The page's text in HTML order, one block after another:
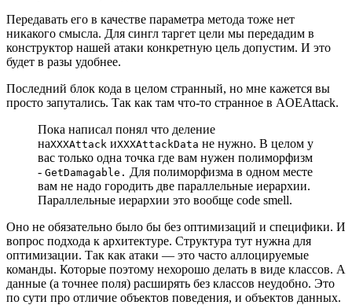
Передавать его в качестве параметра метода тоже нет
никакого смысла. Для сингл таргет цели мы передадим в
конструктор нашей атаки конкретную цель допустим. И это
будет в разы удобнее.
Последний блок кода в целом странный, но мне кажется вы
просто запутались. Так как там что-то странное в AOEAttack.
Пока написал понял что деление
наXXXAttack иXXXAttackData не нужно. В целом у
вас только одна точка где вам нужен полиморфизм
- GetDamagable. Для полиморфизма в одном месте
вам не надо городить две параллельные иерархии.
Параллельные иерархии это вообще code smell.
Оно не обязательно было бы без оптимизаций и специфики. И
вопрос подхода к архитектуре. Структура тут нужна для
оптимизации. Так как атаки — это часто аллоцируемые
команды. Которые поэтому нехорошо делать в виде классов. А
данные (а точнее поля) расширять без классов неудобно. Это
по сути про отличие объектов поведения, и объектов данных.